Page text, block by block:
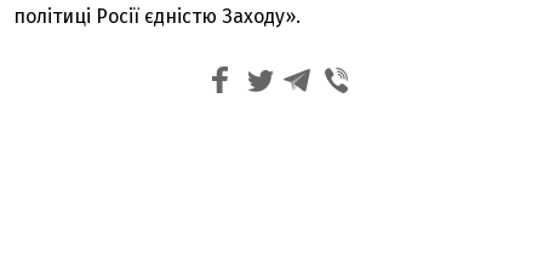
політиці Росії єдністю Заходу».